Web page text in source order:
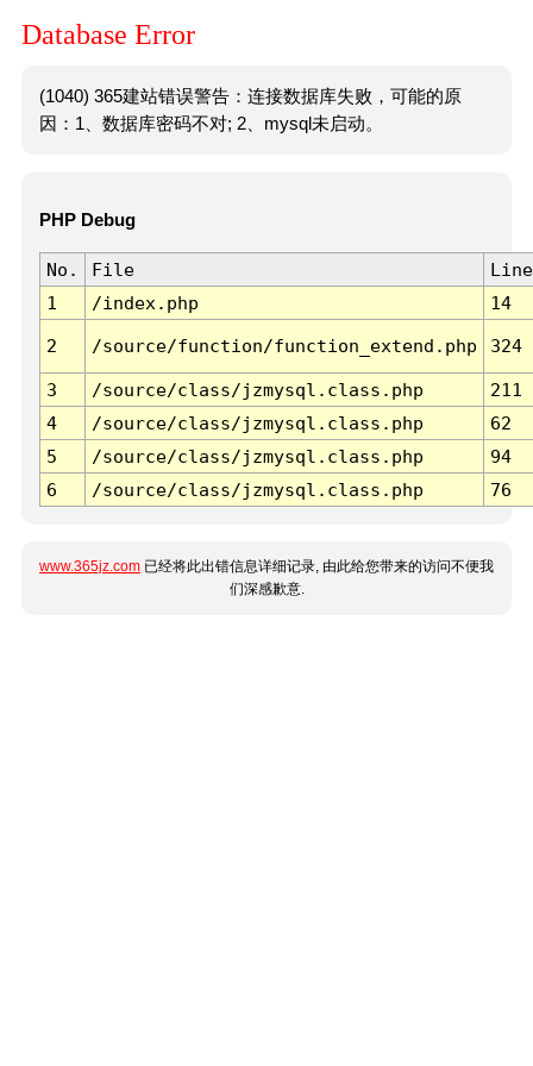
Database Error
(1040) 365建站错误警告：连接数据库失败，可能的原
因：1、数据库密码不对; 2、mysql未启动。
PHP Debug
No. File
Line
1
/index.php 14
2 /source/function/function_extend.php 324
3 /source/class/jzmysql.class.php
211
4
/source/class/jzmysql.class.php
62
5
/source/class/jzmysql.class.php
94
6
/source/class/jzmysql.class.php 76
www.365jz.com 已经将此出错信息详细记录, 由此给您带来的访问不便我
们深感歉意.